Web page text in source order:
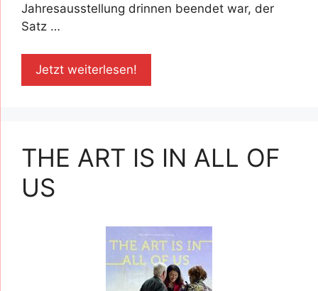
Jahresausstellung drinnen beendet war, der
Satz …
Jetzt weiterlesen!
THE ART IS IN ALL OF
US